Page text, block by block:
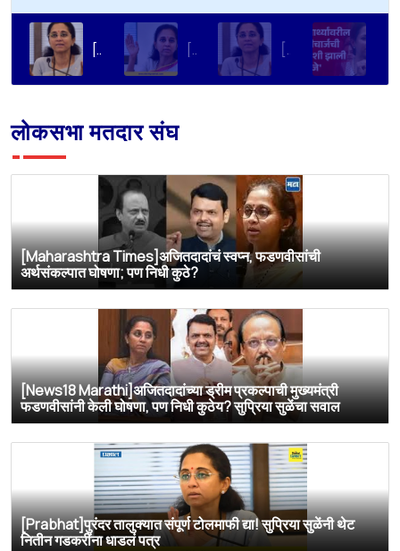
[eduvarta]UPSC पेपर कधी फुटत नाही, मग NEET का? सुप्रिया सुळेंची शैक्षणिक पारदर्शकतेची मागणी [Prabhat ]‘UPSC चा पेपर फुटत नाही, पण नीटचा पेपर फुटतो’ ; सुप्रिया सुळेंचं विधान [TV9 Marathi]UPSC चा पेपर फुटत नाही, मग NEET चाच का? सुप्रिया सुळेंचा सरकारला थेट सवाल
लोकसभा मतदार संघ
[Maharashtra Times]अजितदादांचं स्वप्न, फडणवीसांची
अर्थसंकल्पात घोषणा; पण निधी कुठे?
[News18 Marathi]अजितदादांच्या ड्रीम प्रकल्पाची मुख्यमंत्री
फडणवीसांनी केली घोषणा, पण निधी कुठेय? सुप्रिया सुळेंचा सवाल
[Prabhat]पुरंदर तालुक्यात संपूर्ण टोलमाफी द्या! सुप्रिया सुळेंनी थेट
नितीन गडकरींना धाडलं पत्र